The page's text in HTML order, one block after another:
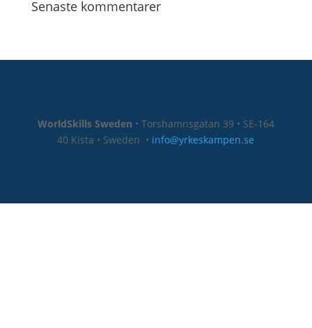
Senaste kommentarer
WorldSkills Sweden • Torshamnsgatan 39 • SE-164
40 Kista • Sweden • info@yrkeskampen.se